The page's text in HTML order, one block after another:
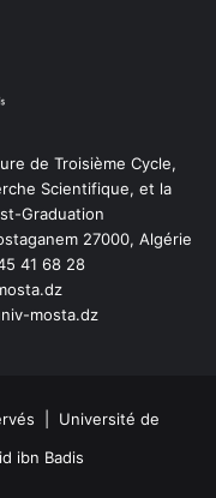
de Troisième Cycle,
Scientifique, et la
Graduation
27000, Algérie
41 68 28
mosta.dz
| Université de
ibn Badis